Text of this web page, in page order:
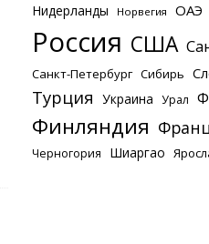
Нидерланды Норвегия ОАЭ
Россия США
Санкт-Петербург Сибирь
Турция Украина Урал
Финляндия
Черногория Шиаргао